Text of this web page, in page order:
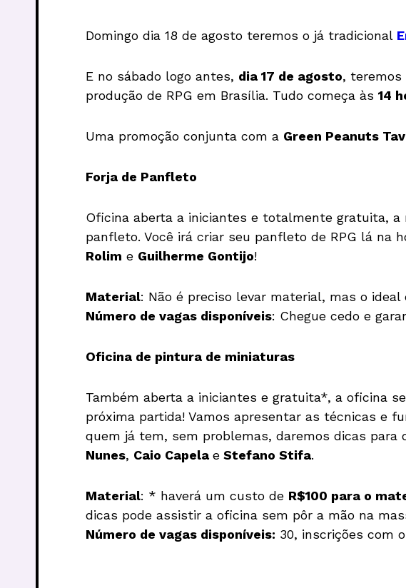
Domingo dia 18 de agosto teremos o já tradicional
E no sábado logo antes, dia 17 de agosto, teremos
produção de RPG em Brasília. Tudo começa às 14
Uma promoção conjunta com a Green Peanuts
Forja de Panfleto
Oficina aberta a iniciantes e totalmente gratuita,
panfleto. Você irá criar seu panfleto de RPG lá na
Rolim e Guilherme Gontijo!
Material: Não é preciso levar material, mas o ideal
Número de vagas disponíveis: Chegue cedo e
Oficina de pintura de miniaturas
Também aberta a iniciantes e gratuita*, a oficina
próxima partida! Vamos apresentar as técnicas e
quem já tem, sem problemas, daremos dicas para
Nunes, Caio Capela e Stefano Stifa.
Material: * haverá um custo de R$100 para o
dicas pode assistir a oficina sem pôr a mão na
Número de vagas disponíveis: 30, inscrições com